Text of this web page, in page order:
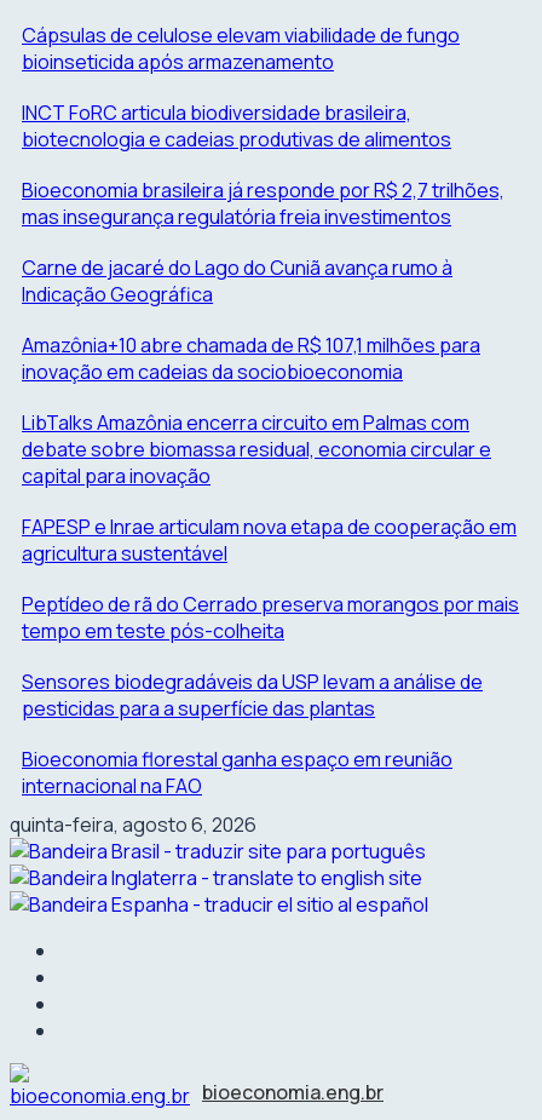
Skip
to
content
Cápsulas de celulose elevam viabilidade de fungo
bioinseticida após armazenamento
INCT FoRC articula biodiversidade brasileira,
biotecnologia e cadeias produtivas de alimentos
Bioeconomia brasileira já responde por R$ 2,7 trilhões,
mas insegurança regulatória freia investimentos
Carne de jacaré do Lago do Cuniã avança rumo à
Indicação Geográfica
Amazônia+10 abre chamada de R$ 107,1 milhões para
inovação em cadeias da sociobioeconomia
LibTalks Amazônia encerra circuito em Palmas com
debate sobre biomassa residual, economia circular e
capital para inovação
FAPESP e Inrae articulam nova etapa de cooperação em
agricultura sustentável
Peptídeo de rã do Cerrado preserva morangos por mais
tempo em teste pós-colheita
Sensores biodegradáveis da USP levam a análise de
pesticidas para a superfície das plantas
Bioeconomia florestal ganha espaço em reunião
internacional na FAO
quinta-feira, agosto 6, 2026
bioeconomia.eng.br